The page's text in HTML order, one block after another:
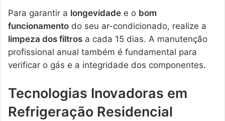
Para garantir a longevidade e o bom
funcionamento do seu ar-condicionado, realize a
limpeza dos filtros a cada 15 dias. A manutenção
profissional anual também é fundamental para
verificar o gás e a integridade dos componentes.
Tecnologias Inovadoras em
Refrigeração Residencial